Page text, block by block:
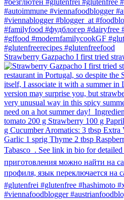
Strawberry Gazpacho⁠ I first tried